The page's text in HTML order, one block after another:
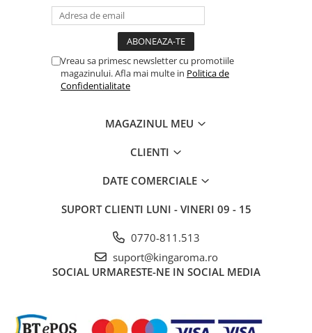
Vreau sa primesc newsletter cu promotiile
magazinului. Afla mai multe in Politica de
Confidentialitate
MAGAZINUL MEU
CLIENTI
DATE COMERCIALE
SUPORT CLIENTI LUNI - VINERI 09 - 15
0770-811.513
suport@kingaroma.ro
SOCIAL URMARESTE-NE IN SOCIAL MEDIA